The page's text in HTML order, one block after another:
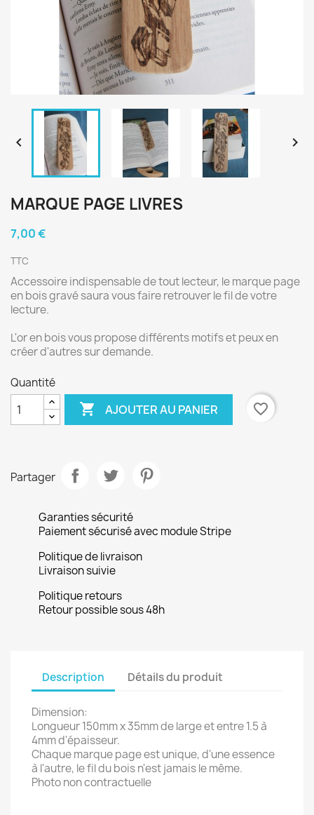
 
MARQUE PAGE LIVRES
7,00 €
TTC
Accessoire indispensable de tout lecteur, le marque page
en bois gravé saura vous faire retrouver le fil de votre
lecture.
L'or en bois vous propose différents motifs et peux en
créer d'autres sur demande.
Quantité
 AJOUTER AU PANIER favorite_border
Partager
Garanties sécurité
Paiement sécurisé avec module Stripe
Politique de livraison
Livraison suivie
Politique retours
Retour possible sous 48h
Description Détails du produit
Dimension:
Longueur 150mm x 35mm de large et entre 1.5 à
4mm d'épaisseur.
Chaque marque page est unique, d'une essence
à l'autre, le fil du bois n'est jamais le même.
Photo non contractuelle